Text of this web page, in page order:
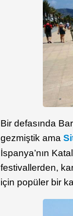
Bir defasında
gezmiştik ama
İspanya’nın
festivallerden,
için popüler bir